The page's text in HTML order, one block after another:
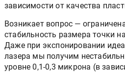
зависимости от качества
Возникает вопрос —
стабильность размера точки
Даже при экспонировании
лазера мы получим
уровне 0,1-0,3 микрона (в